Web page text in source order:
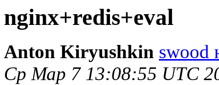
nginx+redis+eval
Anton Kiryushkin swood
Ср Мар 7 13:08:55 UTC